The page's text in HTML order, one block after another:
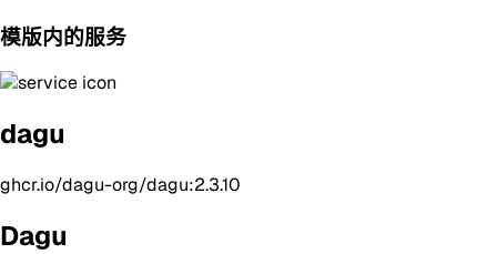
模版内的服务
dagu
ghcr.io/dagu-org/dagu:2.3.10
Dagu